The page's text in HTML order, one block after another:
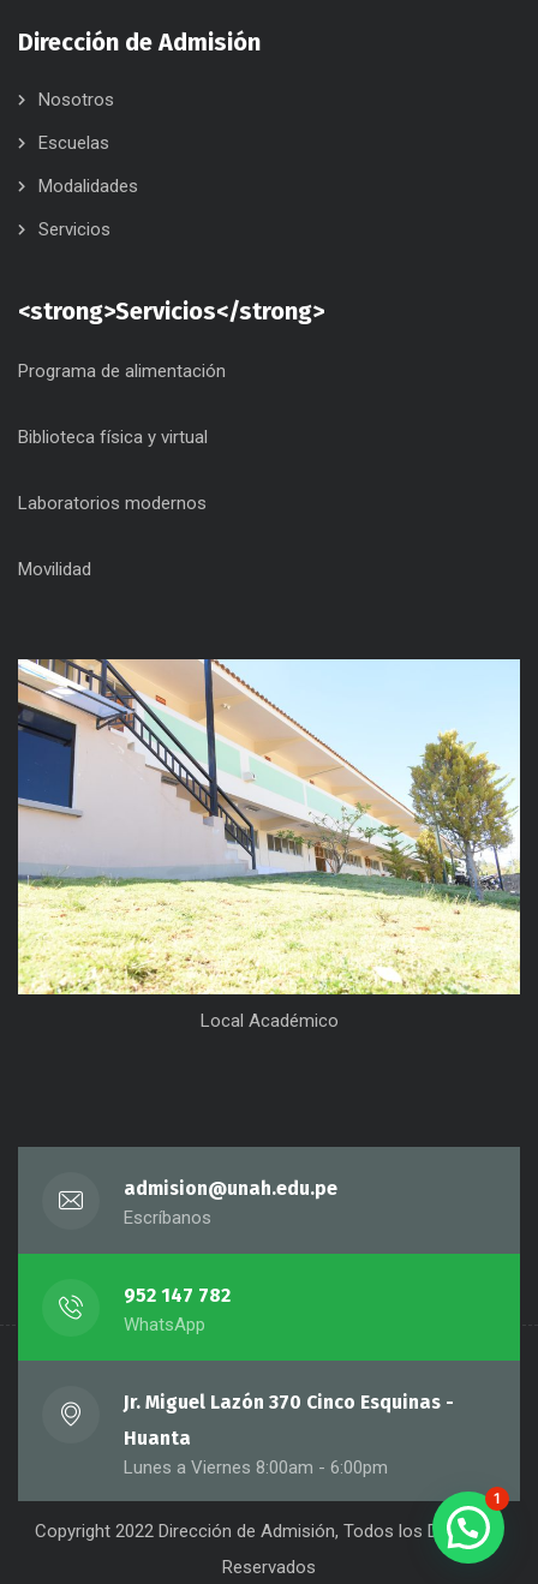
Dirección de Admisión
Nosotros
Escuelas
Modalidades
Servicios
<strong>Servicios</strong>
Programa de alimentación
Biblioteca física y virtual
Laboratorios modernos
Movilidad
Local Académico
admision@unah.edu.pe
Escríbanos
952 147 782
WhatsApp
Jr. Miguel Lazón 370 Cinco Esquinas -
Huanta
Lunes a Viernes 8:00am - 6:00pm
Copyright 2022 Dirección de Admisión, Todos los Derechos
Reservados
1